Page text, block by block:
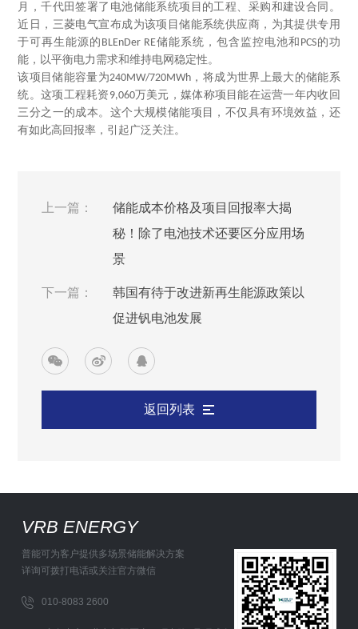
月，千代田签署了电池储能系统项目的工程、采购和建设合同。
近日，三菱电气宣布成为该项目储能系统供应商，为其提供专用
于可再生能源的 BLEnDer RE储能系统，包含监控电池和 PCS的功
能，以平衡电力需求和维持电网稳定性。
该项目储能容量为240MW/720MWh ，将成为世界上最大的储能系
统。这项工程耗资 9,060万美元，媒体称项目能在运营一年内收回
三分之一的成本。这个大规模储能项目，不仅具有环境效益，还
有如此高回报率，引起广泛关注。
上一篇：
储能成本价格及项目回报率大揭
秘！除了电池技术还要区分应用场
景
下一篇：
韩国有待于改进新再生能源政策以
促进钒电池发展
返回列表
VRB ENERGY
普能可为客户提供多场景储能解决方案
详询可拨打电话或关注官方微信
010-8083 2600